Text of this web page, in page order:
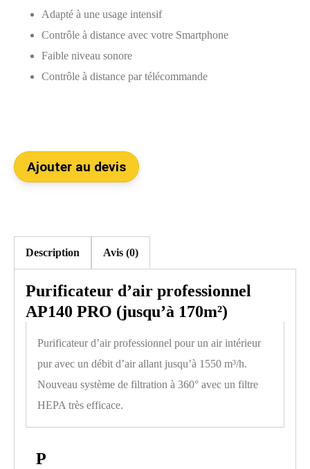
Adapté à une usage intensif
Contrôle à distance avec votre Smartphone
Faible niveau sonore
Contrôle à distance par télécommande
Ajouter au devis
Description Avis (0)
Purificateur d’air professionnel
AP140 PRO (jusqu’à 170m²)
Purificateur d’air professionnel pour un air intérieur
pur avec un débit d’air allant jusqu’à 1550 m³/h.
Nouveau système de filtration à 360° avec un filtre
HEPA très efficace.
P